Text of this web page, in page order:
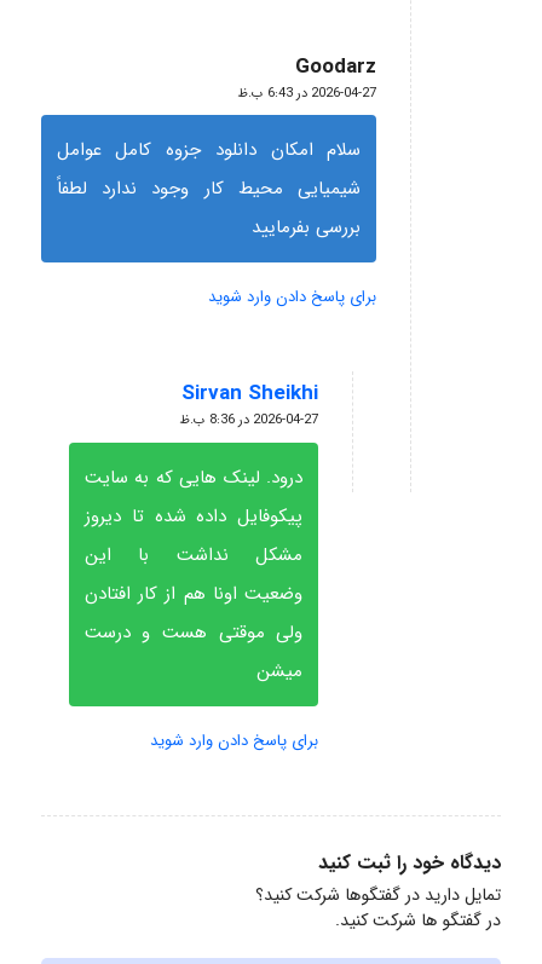
Goodarz
گفته:
2026-04-27 در 6:43 ب.ظ
سلام امکان دانلود جزوه کامل عوامل
شیمیایی محیط کار وجود ندارد لطفاً
بررسی بفرمایید
برای پاسخ دادن وارد شوید
Sirvan Sheikhi
گفته:
2026-04-27 در 8:36 ب.ظ
درود. لینک هایی که به سایت
پیکوفایل داده شده تا دیروز
مشکل نداشت با این
وضعیت اونا هم از کار افتادن
ولی موقتی هست و درست
میشن
برای پاسخ دادن وارد شوید
دیدگاه خود را ثبت کنید
تمایل دارید در گفتگوها شرکت کنید؟
در گفتگو ها شرکت کنید.